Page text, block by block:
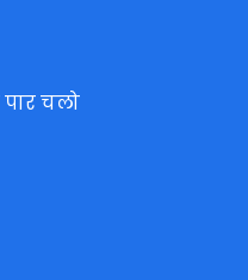
चलो